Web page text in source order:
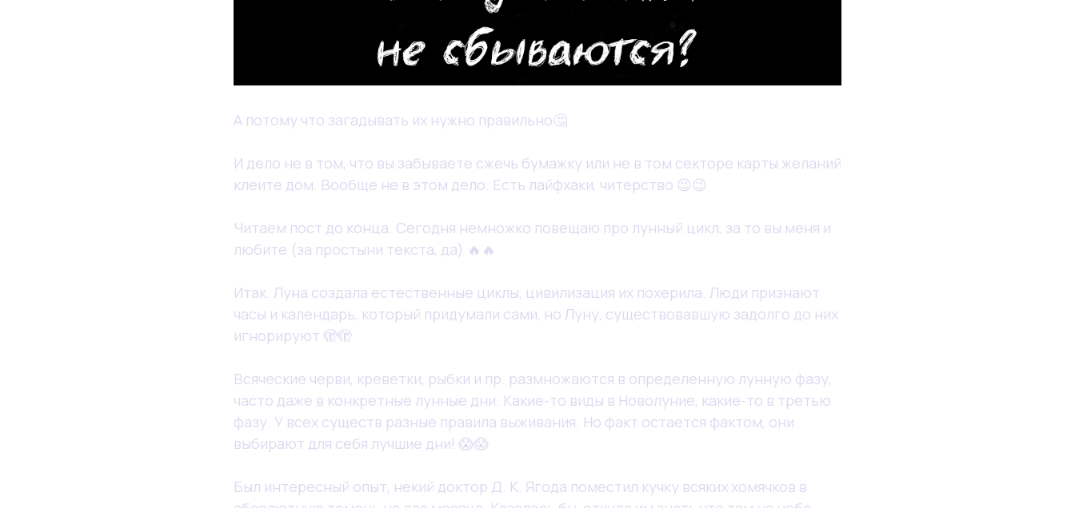
А потому что загадывать их нужно правильно🤔
И дело не в том, что вы забываете сжечь бумажку или не в том секторе карты желаний
клеите дом. Вообще не в этом дело. Есть лайфхаки, читерство 😉😉
Читаем пост до конца. Сегодня немножко повещаю про лунный цикл, за то вы меня и
любите (за простыни текста, да) 🔥🔥
Итак. Луна создала естественные циклы, цивилизация их похерила. Люди признают
часы и календарь, который придумали сами, но Луну, существовавшую задолго до них
игнорируют 🫣🫣
Всяческие черви, креветки, рыбки и пр. размножаются в определенную лунную фазу,
часто даже в конкретные лунные дни. Какие-то виды в Новолуние, какие-то в третью
фазу. У всех существ разные правила выживания. Но факт остается фактом, они
выбирают для себя лучшие дни! 😱😱
Был интересный опыт, некий доктор Д. К. Ягода поместил кучку всяких хомячков в